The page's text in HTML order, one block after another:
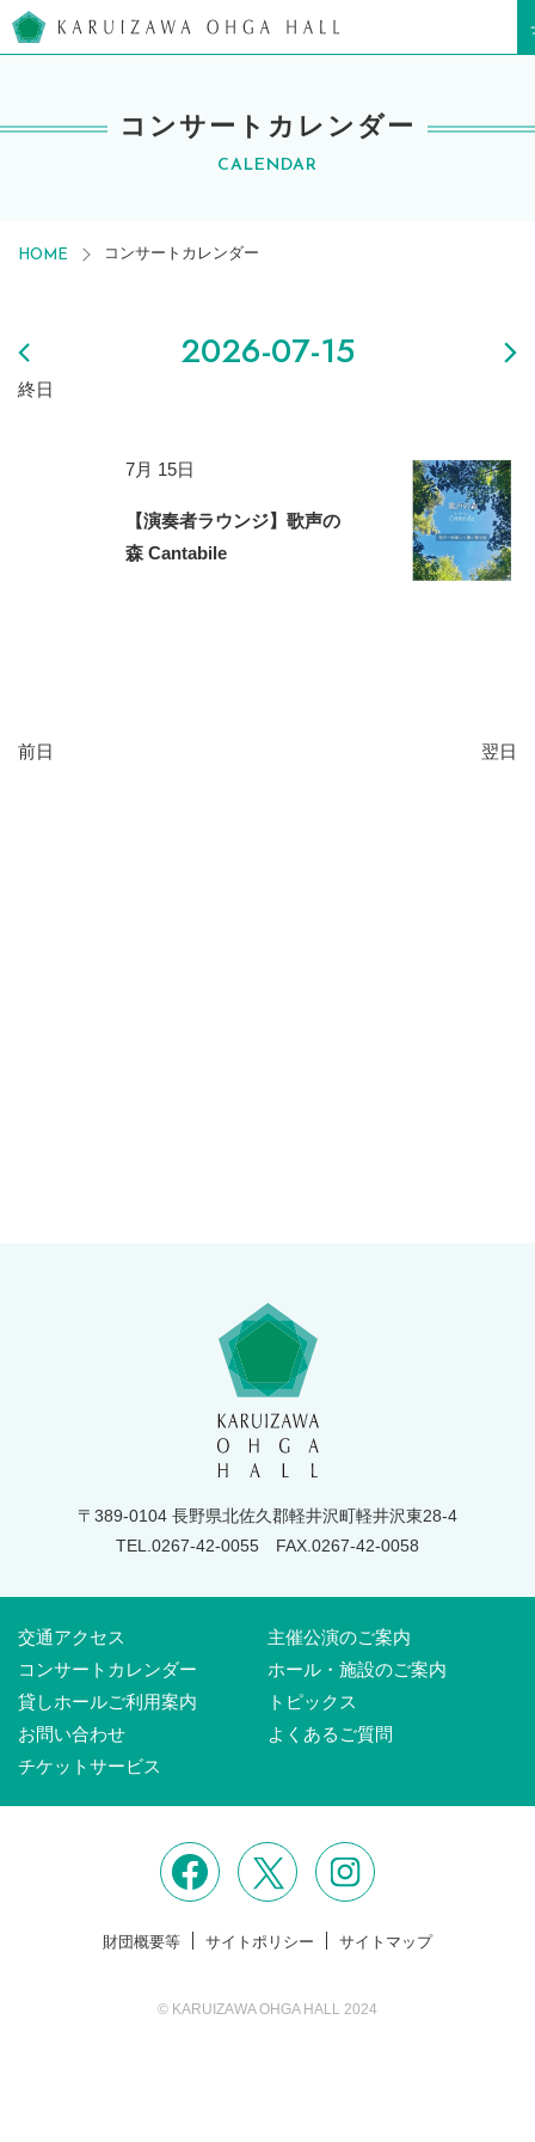
コンサートカレンダー
CALENDAR
HOME コンサートカレンダー
2026-07-15
終日
7月 15日
【演奏者ラウンジ】歌声の
森 Cantabile
前日 翌日
〒389-0104 長野県北佐久郡軽井沢町軽井沢東28-4
TEL.0267-42-0055 FAX.0267-42-0058
交通アクセス
主催公演のご案内
コンサートカレンダー
ホール・施設のご案内
貸しホールご利用案内
トピックス
お問い合わせ
よくあるご質問
チケットサービス
財団概要等 サイトポリシー サイトマップ
© KARUIZAWA OHGA HALL 2024